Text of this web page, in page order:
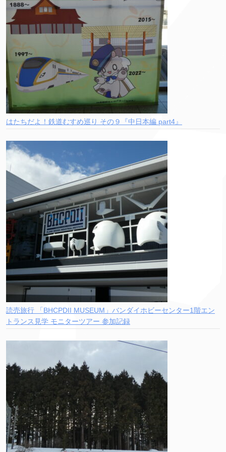
はたちだよ！鉄道むすめ巡り その９『中日本編 part4』
読売旅行 「BHCPDII MUSEUM」バンダイホビーセンター1階エン
トランス見学 モニターツアー 参加記録